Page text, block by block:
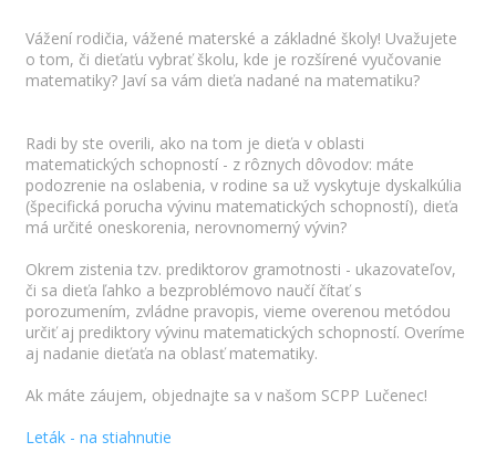
Vážení rodičia, vážené materské a základné školy! Uvažujete
o tom, či dieťaťu vybrať školu, kde je rozšírené vyučovanie
matematiky? Javí sa vám dieťa nadané na matematiku?
Radi by ste overili, ako na tom je dieťa v oblasti
matematických schopností - z rôznych dôvodov: máte
podozrenie na oslabenia, v rodine sa už vyskytuje dyskalkúlia
(špecifická porucha vývinu matematických schopností), dieťa
má určité oneskorenia, nerovnomerný vývin?
Okrem zistenia tzv. prediktorov gramotnosti - ukazovateľov,
či sa dieťa ľahko a bezproblémovo naučí čítať s
porozumením, zvládne pravopis, vieme overenou metódou
určiť aj prediktory vývinu matematických schopností. Overíme
aj nadanie dieťaťa na oblasť matematiky.
Ak máte záujem, objednajte sa v našom SCPP Lučenec!
Leták - na stiahnutie